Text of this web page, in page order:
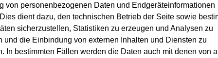
von personenbezogenen Daten und Endgeräteinformationen
dient dazu, den technischen Betrieb der Seite sowie
sicherzustellen, Statistiken zu erzeugen und Analysen zu
und die Einbindung von externen Inhalten und Diensten zu
In bestimmten Fällen werden die Daten auch mit denen von
Hohe Werkstofftemperaturen
Brandschutz